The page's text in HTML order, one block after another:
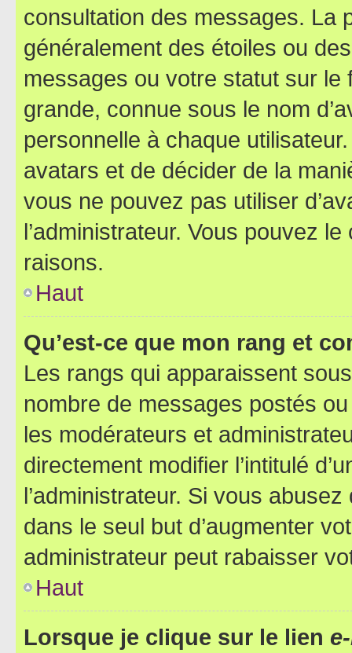
consultation des messages. La
généralement des étoiles ou
messages ou votre statut sur
grande, connue sous le nom
personnelle à chaque utilisateur.
avatars et de décider de la
vous ne pouvez pas utiliser
l’administrateur. Vous pouvez
raisons.
Haut
Qu’est-ce que mon rang et
Les rangs qui apparaissent
nombre de messages postés
les modérateurs et
directement modifier l’intitulé
l’administrateur. Si vous
dans le seul but d’augmenter
administrateur peut rabaisser
Haut
Lorsque je clique sur le lien